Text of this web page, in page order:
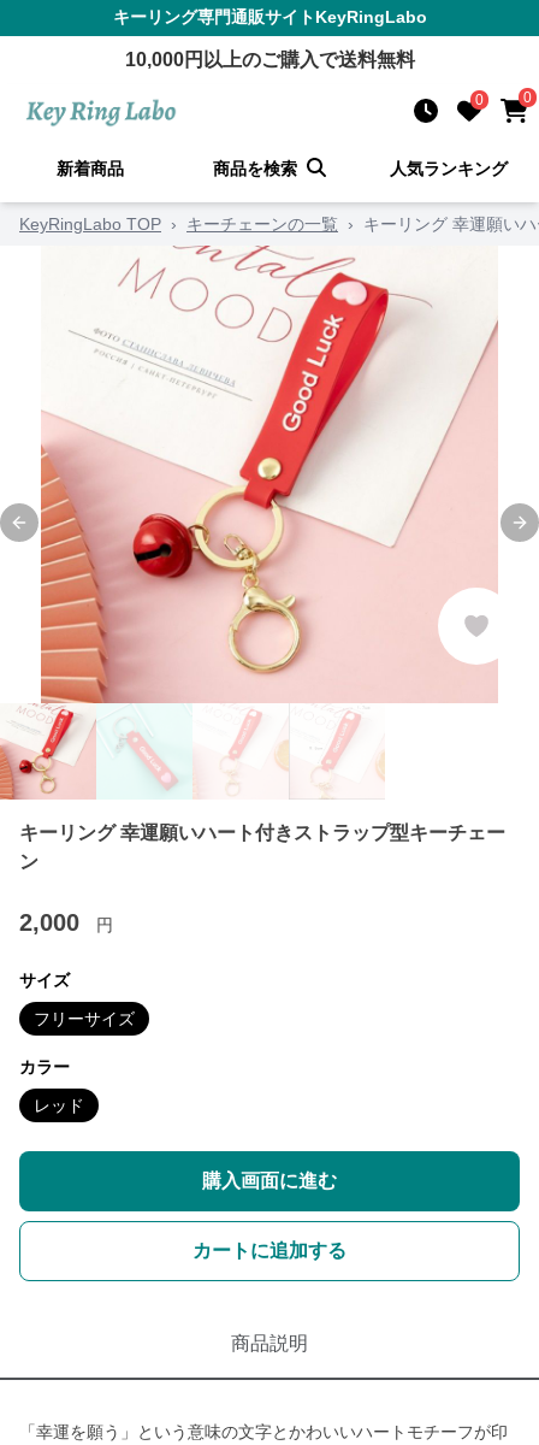
キーリング専門通販サイトKeyRingLabo
10,000円以上のご購入で送料無料
0 0
新着商品 商品を検索 人気ランキング
KeyRingLabo TOP › キーチェーンの一覧 › キーリング 幸運願い
Previous slide
キーリング 幸運願いハート付きストラップ型キーチェー
ン
2,000 円
サイズ
フリーサイズ
カラー
レッド
購入画面に進む
カートに追加する
商品説明
「幸運を願う」という意味の文字とかわいいハートモチーフが印